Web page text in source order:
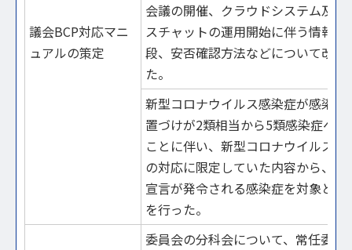
議会BCP対応マニ
ュアルの策定
会議の開催、クラウドシステム及び
スチャットの運用開始に伴う情報伝
段、安否確認方法などについて改正
た。
新型コロナウイルス感染症が感染法
置づけが2類相当から5類感染症へ
ことに伴い、新型コロナウイルス感
の対応に限定していた内容から、緊
宣言が発令される感染症を対象とす
を行った。
委員会の分科会について、常任委員